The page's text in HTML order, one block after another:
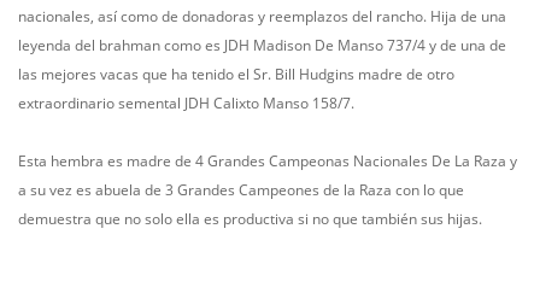
nacionales, así como de donadoras y reemplazos del rancho. Hija de una
leyenda del brahman como es JDH Madison De Manso 737/4 y de una de
las mejores vacas que ha tenido el Sr. Bill Hudgins madre de otro
extraordinario semental JDH Calixto Manso 158/7.
Esta hembra es madre de 4 Grandes Campeonas Nacionales De La Raza y
a su vez es abuela de 3 Grandes Campeones de la Raza con lo que
demuestra que no solo ella es productiva si no que también sus hijas.